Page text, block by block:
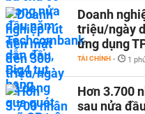
Doanh
triệu/ngày
ứng dụng
TÀI CHÍNH - 1
Hơn 3.700
sau nửa